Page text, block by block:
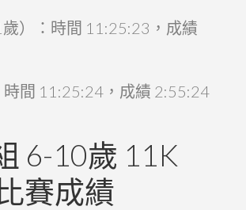
）：時間 11:25:23，成績
時間 11:25:24，成績 2:55:24
6-10歲 11K
賽成績